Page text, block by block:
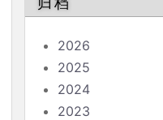
归档
2026
2025
2024
2023